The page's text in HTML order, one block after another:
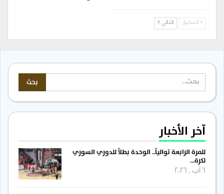
السابق التالي
آخر الأخبار
للمرة الرابعة توالياً.. الوحدة بطلاً للدوري السوري
لكرة…